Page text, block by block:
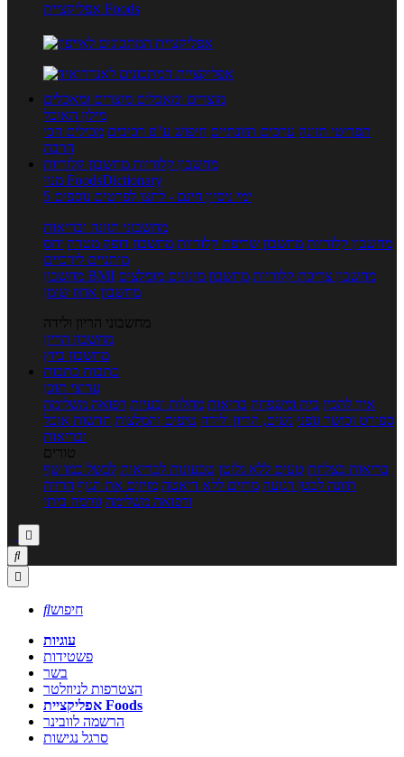
אפליקציית Foods
מוצרים ומאכלים מוצרים ומאכלים
מילון האוכל
תפריטי תזונה ערכים תזונתיים חיפוש ע"פ רכיבים מכילים הכי
הרבה
מחשבון קלוריות מחשבון קלוריות
מנוי FoodsDictionary
5 ימי ניסיון חינם - לחצו לפרטים נוספים
מחשבוני תזונה ובריאות
מחשבון קלוריות מחשבון שריפת קלוריות מחשבון דופק מטרה יחס
מותניים לירכיים
מחשבון BMI
מחשבון צריכת קלוריות מחשבון מינונים מומלצים
מחשבון אחוז שומן
מחשבוני הריון ולידה
מחשבון הריון
מחשבון ביוץ
כתבות כתבות
ערוצי תוכן
איך להכין בית ומשפחה בריאות מחלות ובעיות רפואה משלימה
ספורט וכושר גופני נשים, הריון ולידה טיפים והמלצות חדשות אוכל
ובריאות
טורים
בריאות בצלחת טעים ללא גלוטן טבעונות לבריאות לבשל כמו שף
תזונה לבטן רגועה מרזים ללא דיאטה מזיזים את הגוף הרזיה
ורפואה משלימה גורמה ביתי



חיפוש
עוגיות
פשטידות
בשר
הצטרפות לניוזלטר
אפליקציית Foods
הרשמה לוובינר
סרגל נגישות